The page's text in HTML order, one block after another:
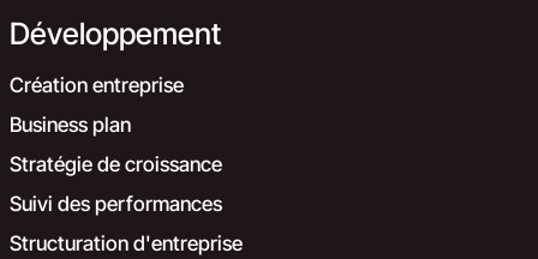
Développement
Création entreprise
Business plan
Stratégie de croissance
Suivi des performances
Structuration d'entreprise